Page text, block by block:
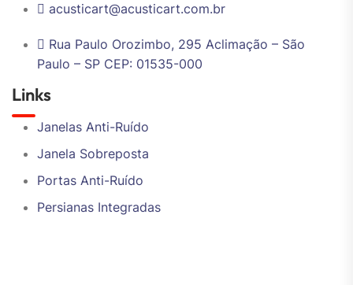
acusticart@acusticart.com.br
Rua Paulo Orozimbo, 295 Aclimação – São
Paulo – SP CEP: 01535-000
Links
Janelas Anti-Ruído
Janela Sobreposta
Portas Anti-Ruído
Persianas Integradas